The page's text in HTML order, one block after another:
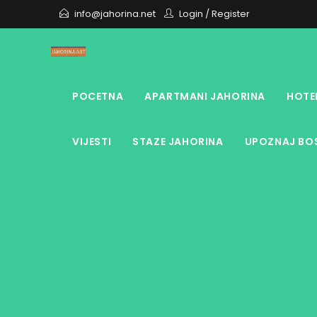
to
info@jahorina.net Login /Register
POCETNA APARTMANI JAHORINA
VIJESTI STAZE JAHORINA UPOZNAJ